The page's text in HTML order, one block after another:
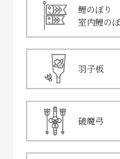
鯉のぼり
室内鯉の
羽子板
破魔弓